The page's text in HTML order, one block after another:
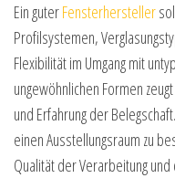
Ein guterFensterhersteller
Profilsystemen,
Flexibilität im Umgang mit
ungewöhnlichen Formen
und Erfahrung der
einen Ausstellungsraum zu
Qualität der Verarbeitung